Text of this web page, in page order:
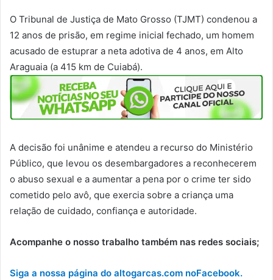
O Tribunal de Justiça de Mato Grosso (TJMT) condenou a
12 anos de prisão, em regime inicial fechado, um homem
acusado de estuprar a neta adotiva de 4 anos, em Alto
Araguaia (a 415 km de Cuiabá).
A decisão foi unânime e atendeu a recurso do Ministério
Público, que levou os desembargadores a reconhecerem
o abuso sexual e a aumentar a pena por o crime ter sido
cometido pelo avô, que exercia sobre a criança uma
relação de cuidado, confiança e autoridade.
Acompanhe o nosso trabalho também nas redes sociais;
Siga a nossa página do altogarcas.com noFacebook.